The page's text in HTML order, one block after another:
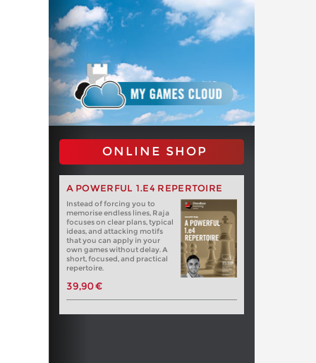
ONLINE SHOP
A POWERFUL 1.E4 REPERTOIRE
Instead of forcing you to
memorise endless lines, Raja
focuses on clear plans, typical
ideas, and attacking motifs
that you can apply in your
own games without delay. A
short, focused, and practical
repertoire.
39,90 €